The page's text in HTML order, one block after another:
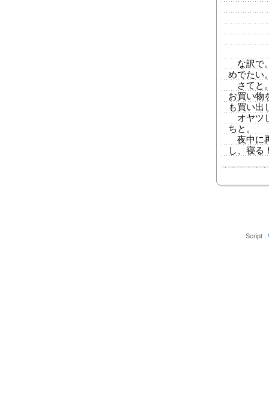
な訳で
めでたい
さてと
お買い物
も買い出
オヤツ
ちと。
夜中に
し、寝る
Script :